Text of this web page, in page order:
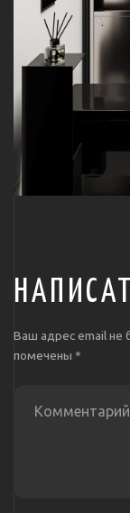
Ваш адрес email не
помечены *